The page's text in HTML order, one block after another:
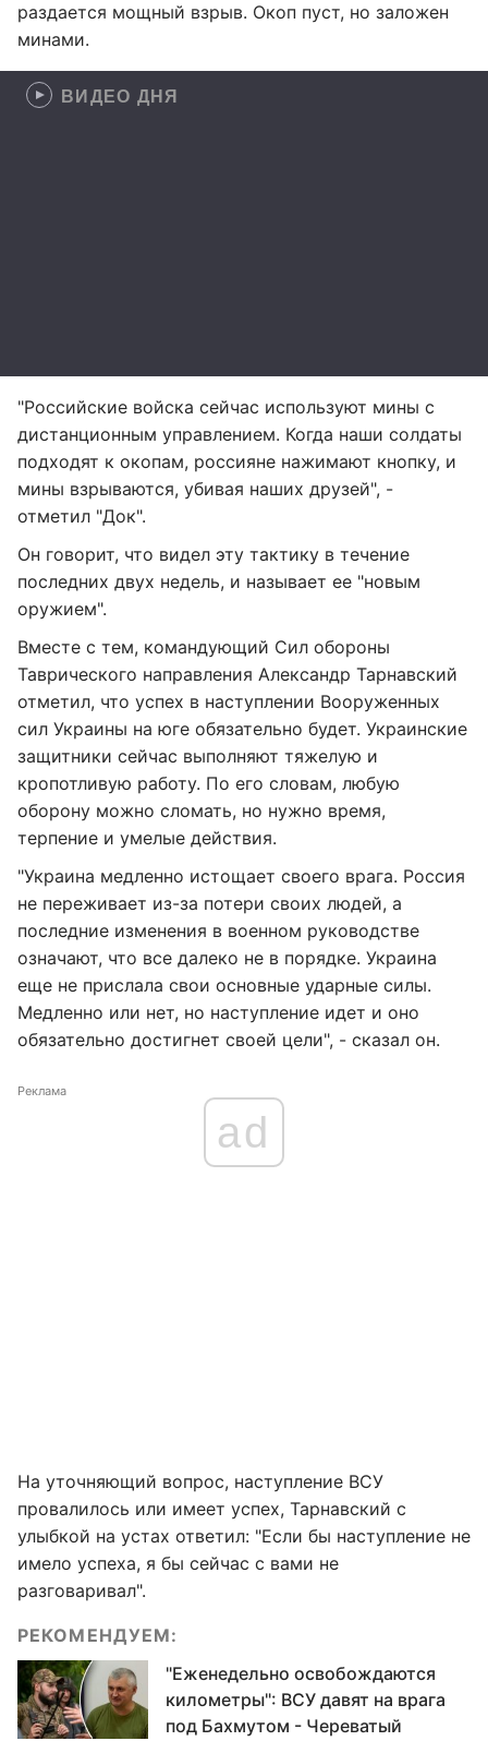
раздается мощный взрыв. Окоп пуст, но заложен
минами.
ВИДЕО ДНЯ
"Российские войска сейчас используют мины с
дистанционным управлением. Когда наши солдаты
подходят к окопам, россияне нажимают кнопку, и
мины взрываются, убивая наших друзей", -
отметил "Док".
Он говорит, что видел эту тактику в течение
последних двух недель, и называет ее "новым
оружием".
Вместе с тем, командующий Сил обороны
Таврического направления Александр Тарнавский
отметил, что успех в наступлении Вооруженных
сил Украины на юге обязательно будет. Украинские
защитники сейчас выполняют тяжелую и
кропотливую работу. По его словам, любую
оборону можно сломать, но нужно время,
терпение и умелые действия.
"Украина медленно истощает своего врага. Россия
не переживает из-за потери своих людей, а
последние изменения в военном руководстве
означают, что все далеко не в порядке. Украина
еще не прислала свои основные ударные силы.
Медленно или нет, но наступление идет и оно
обязательно достигнет своей цели", - сказал он.
Реклама
ad
На уточняющий вопрос, наступление ВСУ
провалилось или имеет успех, Тарнавский с
улыбкой на устах ответил: "Если бы наступление не
имело успеха, я бы сейчас с вами не
разговаривал".
РЕКОМЕНДУЕМ:
"Еженедельно освобождаются
километры": ВСУ давят на врага
под Бахмутом - Череватый